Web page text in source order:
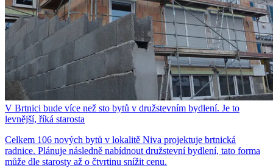
V Brtnici bude více než sto bytů v družstevním bydlení. Je to
levnější, říká starosta
Celkem 106 nových bytů v lokalitě Niva projektuje brtnická
radnice. Plánuje následně nabídnout družstevní bydlení, tato forma
může dle starosty až o čtvrtinu snížit cenu.